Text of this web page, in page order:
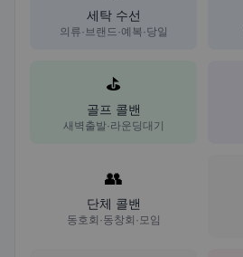
세탁 수선
의류·브랜드·예복·당일
⛳
골프 콜밴
새벽출발·라운딩대기
👥
단체 콜밴
동호회·동창회·모임